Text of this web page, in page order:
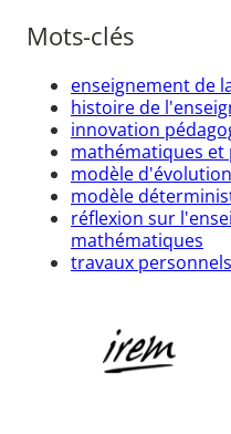
Mots-clés
enseignement de
histoire de
innovation
mathématiques et
modèle
modèle
réflexion sur
mathématiques
travaux